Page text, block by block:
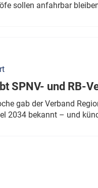
sollen anfahrbar
SPNV- und RB-
gab der Verband
2034 bekannt – und